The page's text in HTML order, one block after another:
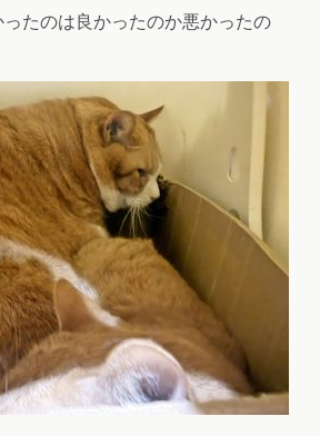
ったのは良かったのか悪かったの